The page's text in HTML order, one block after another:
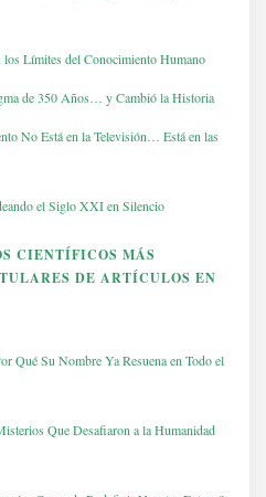
Límites del Conocimiento Humano
de 350 Años… y Cambió la Historia
No Está en la Televisión… Está en las
el Siglo XXI en Silencio
CIENTÍFICOS MÁS
DE ARTÍCULOS EN
Qué Su Nombre Ya Resuena en Todo el
Que Desafiaron a la Humanidad